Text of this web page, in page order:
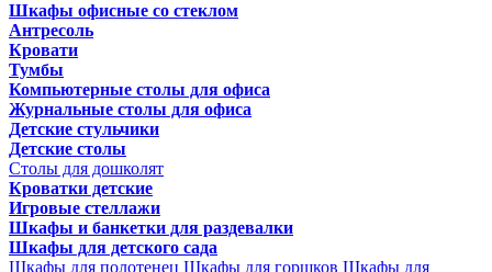
Шкафы офисные со стеклом
Антресоль
Кровати
Тумбы
Компьютерные столы для офиса
Журнальные столы для офиса
Детские стульчики
Детские столы
Столы для дошколят
Кроватки детские
Игровые стеллажи
Шкафы и банкетки для раздевалки
Шкафы для детского сада
Шкафы для полотенец Шкафы для горшков Шкафы для